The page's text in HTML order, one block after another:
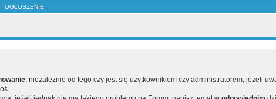
OGŁOSZENIE:
, niezależnie od tego czy jest się użytkownikiem czy administratorem, jeżeli